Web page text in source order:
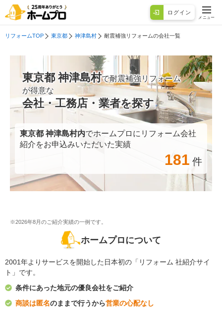
ログイン
メニュー
リフォームTOP 東京都 神津島村 耐震補強リフォームの会社一覧
東京都 神津島村で耐震補強リフォーム
が得意な
会社・工務店・業者を探す
東京都 神津島村内でホームプロにリフォーム会社
紹介をお申込みいただいた実績
181 件
※2026年8月のご紹介実績の一例です。
ホームプロについて
2001年よりサービスを開始した日本初の「リフォーム 社紹介サイ
ト」です。
条件にあった地元の優良会社をご紹介
商談は匿名のままで行うから営業の心配なし